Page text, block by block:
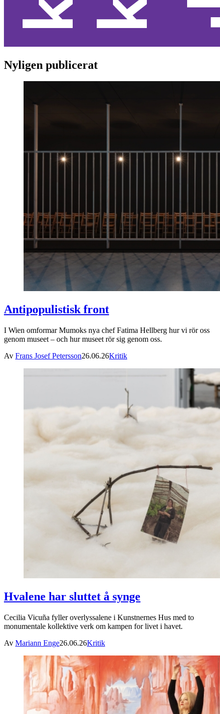
Nyligen publicerat
Antipopulistisk front
I Wien omformar Mumoks nya chef Fatima Hellberg hur vi rör oss
genom museet – och hur museet rör sig genom oss.
Av Frans Josef Petersson26.06.26Kritik
Hvalene har sluttet å synge
Cecilia Vicuña fyller overlyssalene i Kunstnernes Hus med to
monumentale kollektive verk om kampen for livet i havet.
Av Mariann Enge26.06.26Kritik